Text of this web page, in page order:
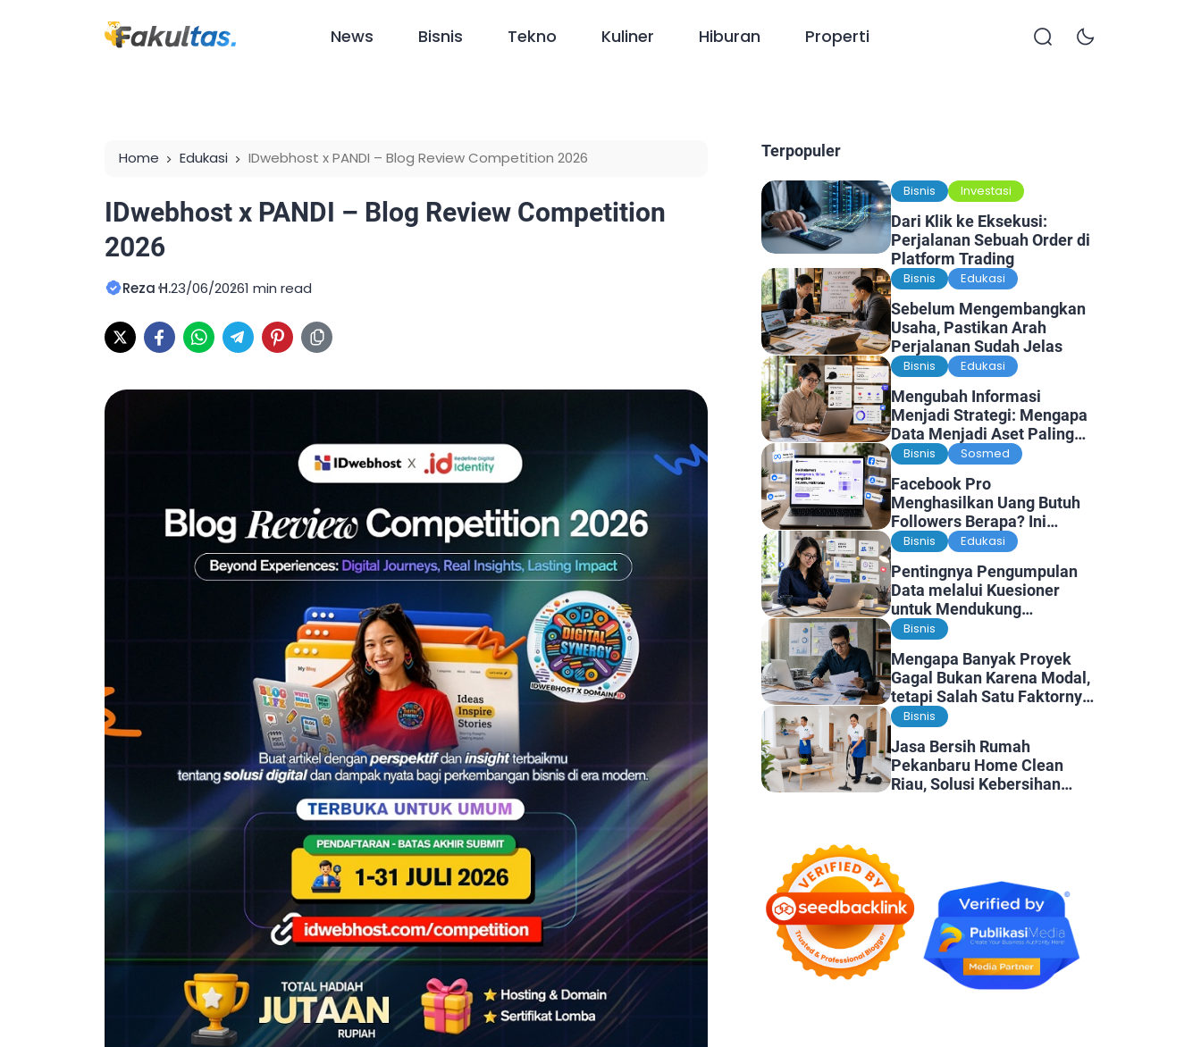
News Bisnis Tekno Kuliner Hiburan Properti
Home Edukasi IDwebhost x PANDI – Blog Review Competition 2026
IDwebhost x PANDI – Blog Review Competition
2026
Reza H.23/06/20261 min read
Terpopuler
Bisnis Investasi
Dari Klik ke Eksekusi:
Perjalanan Sebuah Order di
Platform Trading
Bisnis Edukasi
Sebelum Mengembangkan
Usaha, Pastikan Arah
Perjalanan Sudah Jelas
Bisnis Edukasi
Mengubah Informasi
Menjadi Strategi: Mengapa
Data Menjadi Aset Paling
Berharga di Era Digital
Bisnis Sosmed
Facebook Pro
Menghasilkan Uang Butuh
Followers Berapa? Ini
Faktanya
Bisnis Edukasi
Pentingnya Pengumpulan
Data melalui Kuesioner
untuk Mendukung
Penelitian dan Pengambilan
Bisnis
Mengapa Banyak Proyek
Gagal Bukan Karena Modal,
tetapi Salah Satu Faktornya
Karena Tidak Pernah Diuji
Bisnis
Jasa Bersih Rumah
Pekanbaru Home Clean
Riau, Solusi Kebersihan